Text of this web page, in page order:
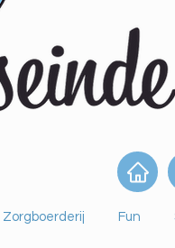
Zorgboerderij Fun